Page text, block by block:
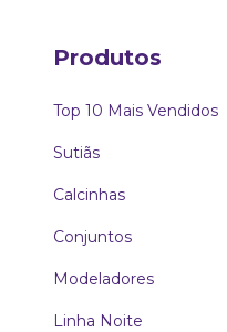
Produtos
Top 10 Mais Vendidos
Sutiãs
Calcinhas
Conjuntos
Modeladores
Linha Noite